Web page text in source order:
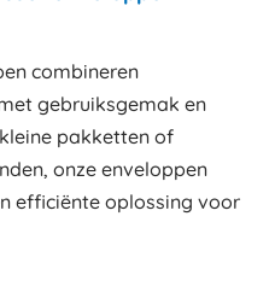
combineren
gebruiksgemak en
pakketten of
onze enveloppen
efficiënte oplossing voor